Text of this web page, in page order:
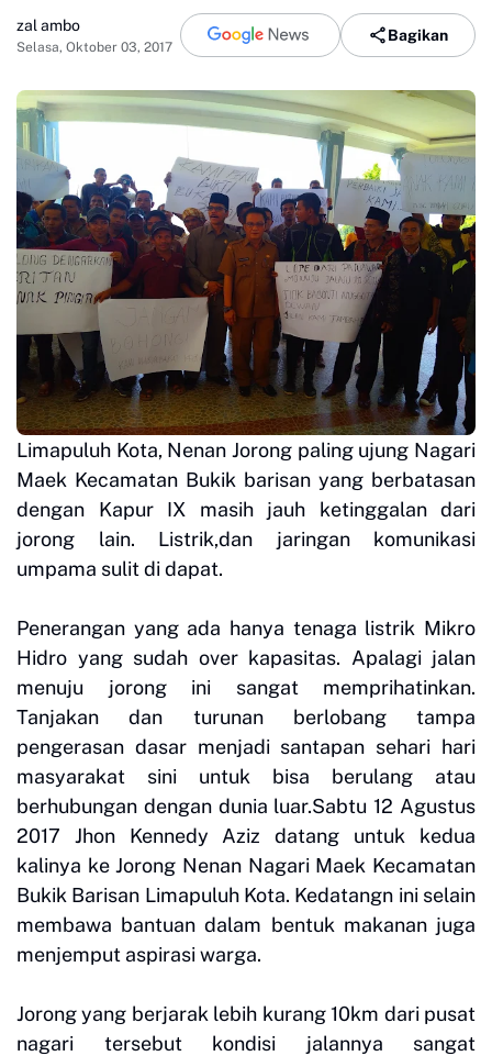
zal ambo
Selasa, Oktober 03, 2017
Bagikan
Limapuluh Kota, Nenan Jorong paling ujung Nagari
Maek Kecamatan Bukik barisan yang berbatasan
dengan Kapur IX masih jauh ketinggalan dari
jorong lain. Listrik,dan jaringan komunikasi
umpama sulit di dapat.
Penerangan yang ada hanya tenaga listrik Mikro
Hidro yang sudah over kapasitas. Apalagi jalan
menuju jorong ini sangat memprihatinkan.
Tanjakan dan turunan berlobang tampa
pengerasan dasar menjadi santapan sehari hari
masyarakat sini untuk bisa berulang atau
berhubungan dengan dunia luar.Sabtu 12 Agustus
2017 Jhon Kennedy Aziz datang untuk kedua
kalinya ke Jorong Nenan Nagari Maek Kecamatan
Bukik Barisan Limapuluh Kota. Kedatangn ini selain
membawa bantuan dalam bentuk makanan juga
menjemput aspirasi warga.
Jorong yang berjarak lebih kurang 10km dari pusat
nagari tersebut kondisi jalannya sangat